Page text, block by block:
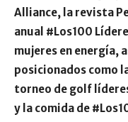
Alliance, la revista
anual #Los100
mujeres en energía,
posicionados como
torneo de golf
y la comida de